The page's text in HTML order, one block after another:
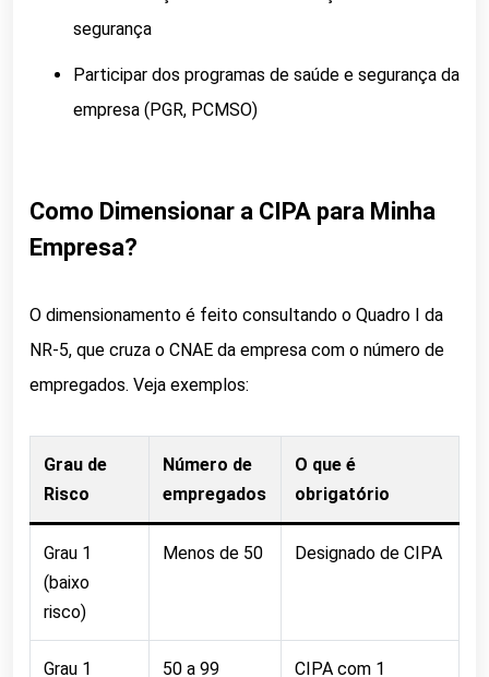
segurança
Participar dos programas de saúde e segurança da
empresa (PGR, PCMSO)
Como Dimensionar a CIPA para Minha
Empresa?
O dimensionamento é feito consultando o Quadro I da
NR-5, que cruza o CNAE da empresa com o número de
empregados. Veja exemplos:
Grau de
Risco
Número de
empregados
O que é
obrigatório
Grau 1
(baixo
risco)
Menos de 50 Designado de CIPA
Grau 1
50 a 99
CIPA com 1